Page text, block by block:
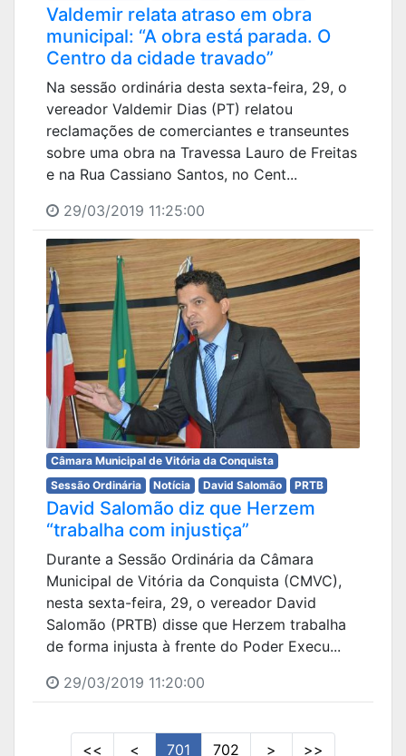
Valdemir relata atraso em obra
municipal: “A obra está parada. O
Centro da cidade travado”
Na sessão ordinária desta sexta-feira, 29, o
vereador Valdemir Dias (PT) relatou
reclamações de comerciantes e transeuntes
sobre uma obra na Travessa Lauro de Freitas
e na Rua Cassiano Santos, no Cent...
29/03/2019 11:25:00
Câmara Municipal de Vitória da Conquista
Sessão Ordinária
Notícia David Salomão PRTB
David Salomão diz que Herzem
“trabalha com injustiça”
Durante a Sessão Ordinária da Câmara
Municipal de Vitória da Conquista (CMVC),
nesta sexta-feira, 29, o vereador David
Salomão (PRTB) disse que Herzem trabalha
de forma injusta à frente do Poder Execu...
29/03/2019 11:20:00
<< < 701 702 > >>